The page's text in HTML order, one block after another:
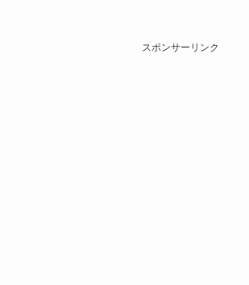
スポンサーリンク